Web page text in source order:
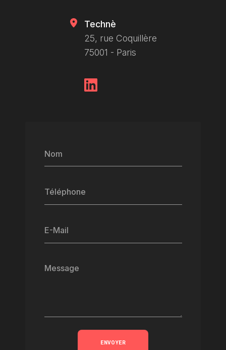
Nom
Téléphone
E-Mail
Message
ENVOYER
Technè
25, rue Coquillère
75001 - Paris